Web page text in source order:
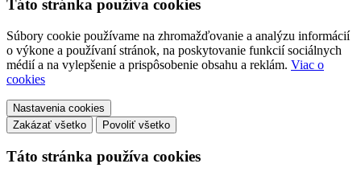
Táto stránka používa cookies
Súbory cookie používame na zhromažďovanie a analýzu informácií
o výkone a používaní stránok, na poskytovanie funkcií sociálnych
médií a na vylepšenie a prispôsobenie obsahu a reklám. Viac o
cookies
Nastavenia cookies
Zakázať všetko
Povoliť všetko
Táto stránka používa cookies